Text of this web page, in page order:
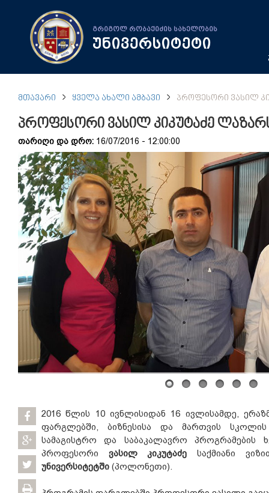
გრიგოლ რობაქიძის სახელობის
უნივერსიტეტი
ᲛᲗᲐᲕᲐᲠᲘ ᲧᲕᲔᲚᲐ ᲐᲮᲐᲚᲘ ᲐᲛᲑᲐᲕᲘ ᲞᲠᲝᲤᲔᲡᲝᲠᲘ ᲕᲐᲡᲘᲚ
პროფესორი ვასილ კიკუტაძე
თარიღი და დრო: 16/07/2016 - 12:00:00
2016 წლის 10 ივნლისიდან 16 ივლისამდე,
ფარგლებში, ბიზნესისა და მართვის სკოლის
სამაგისტრო და საბაკალავრო პროგრამების
პროფესორი ვასილ კიკუტაძესაქმიანი
უნივერსიტეტში(პოლონეთი).